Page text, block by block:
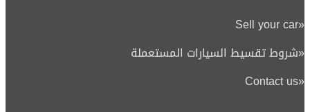
«
Sell your car
«شروط تقسيط السيارات المستعملة
«
Contact us